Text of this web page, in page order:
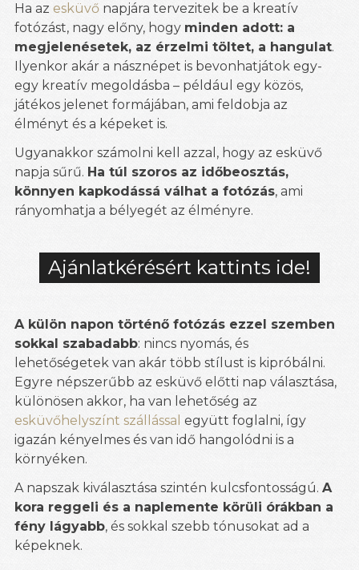
Ha az esküvő napjára tervezitek be a kreatív
fotózást, nagy előny, hogy minden adott: a
megjelenésetek, az érzelmi töltet, a hangulat.
Ilyenkor akár a násznépet is bevonhatjátok egy-
egy kreatív megoldásba – például egy közös,
játékos jelenet formájában, ami feldobja az
élményt és a képeket is.
Ugyanakkor számolni kell azzal, hogy az esküvő
napja sűrű. Ha túl szoros az időbeosztás,
könnyen kapkodássá válhat a fotózás, ami
rányomhatja a bélyegét az élményre.
Ajánlatkérésért kattints ide!
A külön napon történő fotózás ezzel szemben
sokkal szabadabb: nincs nyomás, és
lehetőségetek van akár több stílust is kipróbálni.
Egyre népszerűbb az esküvő előtti nap választása,
különösen akkor, ha van lehetőség az
esküvőhelyszínt szállással együtt foglalni, így
igazán kényelmes és van idő hangolódni is a
környéken.
A napszak kiválasztása szintén kulcsfontosságú. A
kora reggeli és a naplemente körüli órákban a
fény lágyabb, és sokkal szebb tónusokat ad a
képeknek.